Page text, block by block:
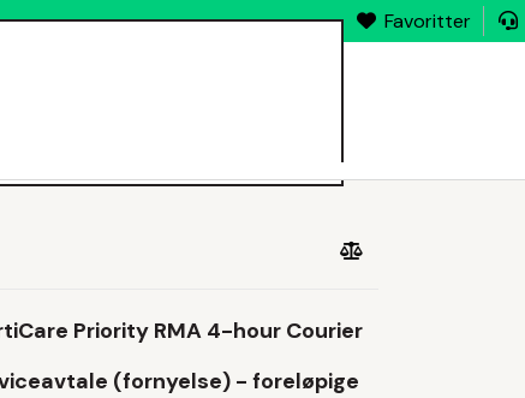
Favoritter
Priority RMA 4-hour Courier
(fornyelse) - foreløpige